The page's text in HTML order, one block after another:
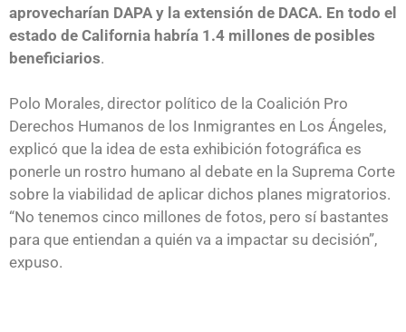
aprovecharían DAPA y la extensión de DACA. En todo el
estado de California habría 1.4 millones de posibles
beneficiarios.
Polo Morales, director político de la Coalición Pro
Derechos Humanos de los Inmigrantes en Los Ángeles,
explicó que la idea de esta exhibición fotográfica es
ponerle un rostro humano al debate en la Suprema Corte
sobre la viabilidad de aplicar dichos planes migratorios.
“No tenemos cinco millones de fotos, pero sí bastantes
para que entiendan a quién va a impactar su decisión”,
expuso.